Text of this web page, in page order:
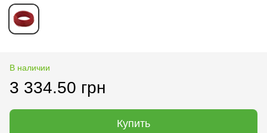
В наличии
3 334.50 грн
Купить